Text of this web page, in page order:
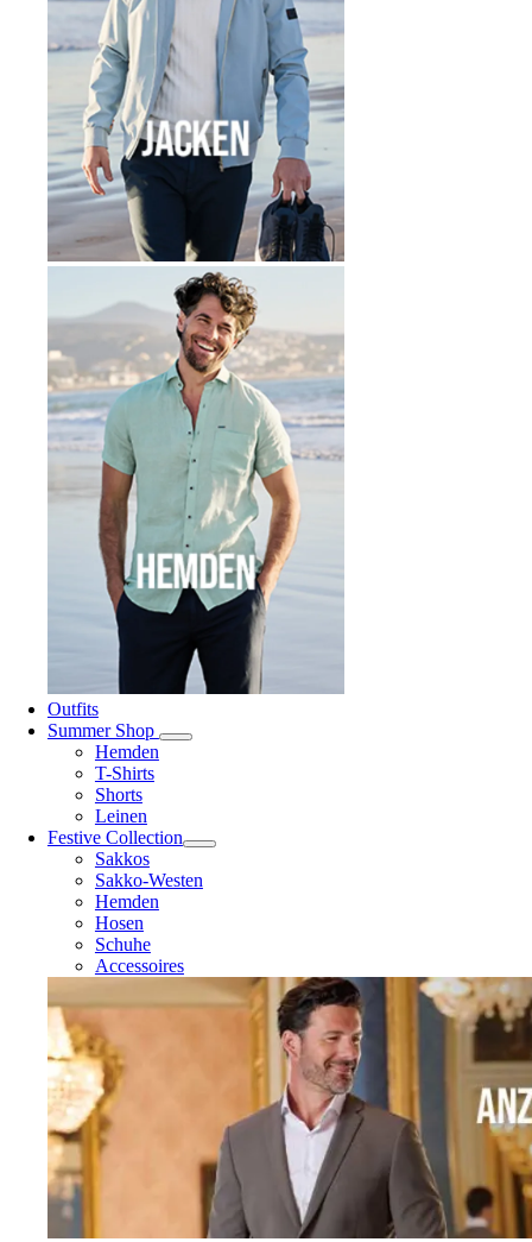
Outfits
Summer Shop
Hemden
T-Shirts
Shorts
Leinen
Festive Collection
Sakkos
Sakko-Westen
Hemden
Hosen
Schuhe
Accessoires